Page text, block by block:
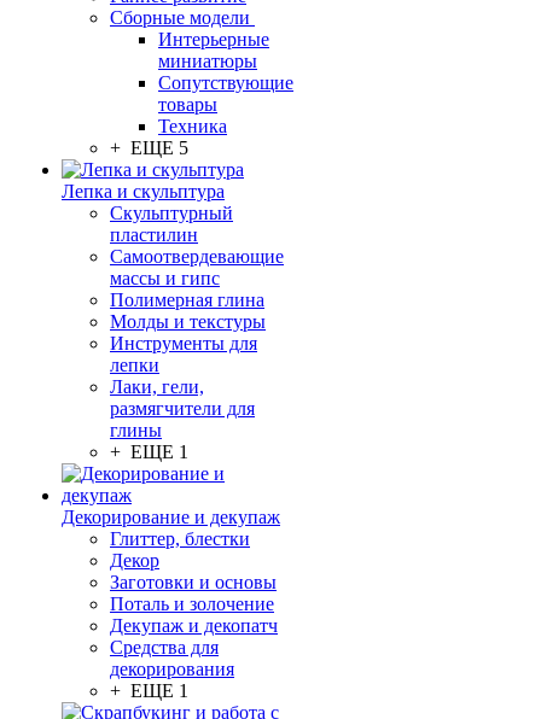
Сборные модели
Интерьерные
миниатюры
Сопутствующие
товары
Техника
+ ЕЩЕ 5
Лепка и скульптура
Скульптурный
пластилин
Самоотвердевающие
массы и гипс
Полимерная глина
Молды и текстуры
Инструменты для
лепки
Лаки, гели,
размягчители для
глины
+ ЕЩЕ 1
Декорирование и декупаж
Глиттер, блестки
Декор
Заготовки и основы
Поталь и золочение
Декупаж и декопатч
Средства для
декорирования
+ ЕЩЕ 1